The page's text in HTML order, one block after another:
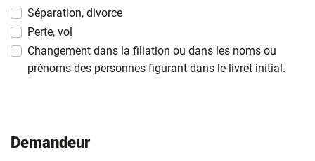
MM
slash
AAAA
Séparation, divorce
Perte, vol
Changement dans la filiation ou dans les noms ou
prénoms des personnes figurant dans le livret initial.
Demandeur